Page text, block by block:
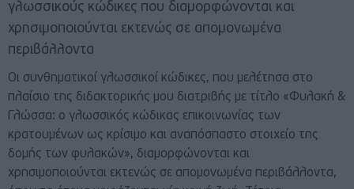
γλωσσικούς κώδικες που διαμορφώνονται και
χρησιμοποιούνται εκτενώς σε απομονωμένα
περιβάλλοντα
Oι συνθηματικοί γλωσσικοί κώδικες, που μελέτησα στο
πλαίσιο της διδακτορικής μου διατριβής με τίτλο «Φυλακή &
Γλώσσα: ο γλωσσικός κώδικας επικοινωνίας των
κρατουμένων ως κρίσιμο και αναπόσπαστο στοιχείο της
δομής των φυλακών», διαμορφώνονται και
χρησιμοποιούνται εκτενώς σε απομονωμένα περιβάλλοντα,